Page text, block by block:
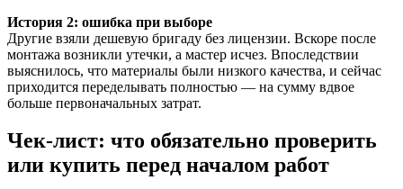
История 2: ошибка при выборе
Другие взяли дешевую бригаду без лицензии. Вскоре после
монтажа возникли утечки, а мастер исчез. Впоследствии
выяснилось, что материалы были низкого качества, и сейчас
приходится переделывать полностью — на сумму вдвое
больше первоначальных затрат.
Чек-лист: что обязательно проверить
или купить перед началом работ